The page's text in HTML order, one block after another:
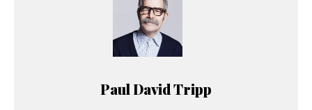
Paul David Tripp